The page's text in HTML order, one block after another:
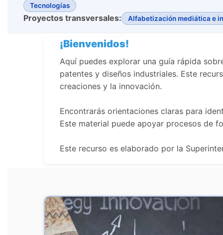
Tecnologías
Proyectos transversales: Alfabetización mediática e
¡Bienvenidos!
Aquí puedes explorar una guía rápida
patentes y diseños industriales. Este
creaciones y la innovación.
Encontrarás orientaciones claras para
Este material puede apoyar procesos de
Este recurso es elaborado por la